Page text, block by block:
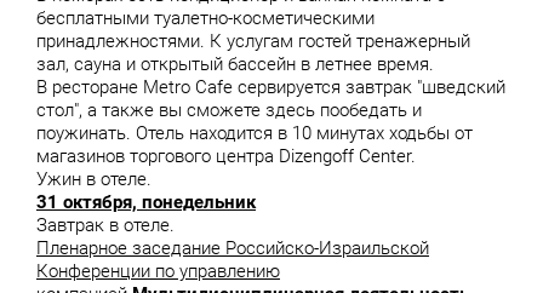
бесплатными туалетно-косметическими
принадлежностями. К услугам гостей тренажерный
зал, сауна и открытый бассейн в летнее время.
В ресторане Metro Cafe сервируется завтрак "шведский
стол", а также вы сможете здесь пообедать и
поужинать. Отель находится в 10 минутах ходьбы от
магазинов торгового центра Dizengoff Center.
Ужин в отеле.
31 октября, понедельник
Завтрак в отеле.
Пленарное заседание Российско-Израильской
Конференции по управлению